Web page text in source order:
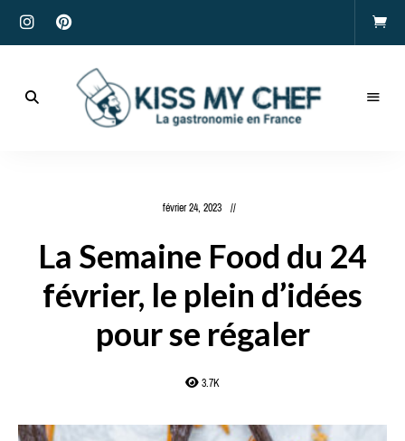
février 24, 2023
La Semaine Food du 24
février, le plein d’idées
pour se régaler
3.7K